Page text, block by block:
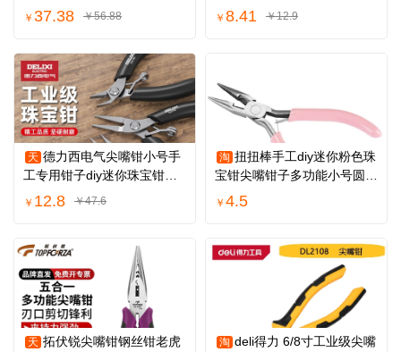
子工具大全
￥ 37.38 ￥56.88
咀钳夹持钳5
￥ 8.41 ￥12.9
天 德力西电气尖嘴钳小号手
工专用钳子diy迷你珠宝钳圆
嘴弯嘴平口钳
￥ 12.8 ￥47.6
淘 扭扭棒手工diy迷你粉色珠
宝钳尖嘴钳子多功能小号圆嘴
钳斜口钳
￥ 4.5
天 拓伏锐尖嘴钳钢丝钳老虎
淘 deli得力 6/8寸工业级尖嘴